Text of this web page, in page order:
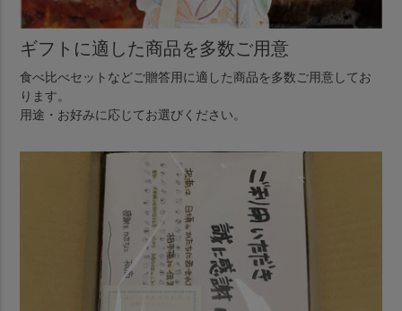
ギフトに適した商品を多数ご用意
食べ比べセットなどご贈答用に適した商品を多数ご用意してお
ります。
用途・お好みに応じてお選びください。